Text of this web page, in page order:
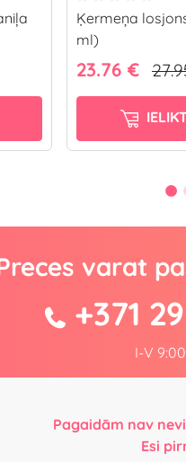
Ķermeņa
ml)
23.76 €
varat
+371
I-V
Pagaidām nav
Esi